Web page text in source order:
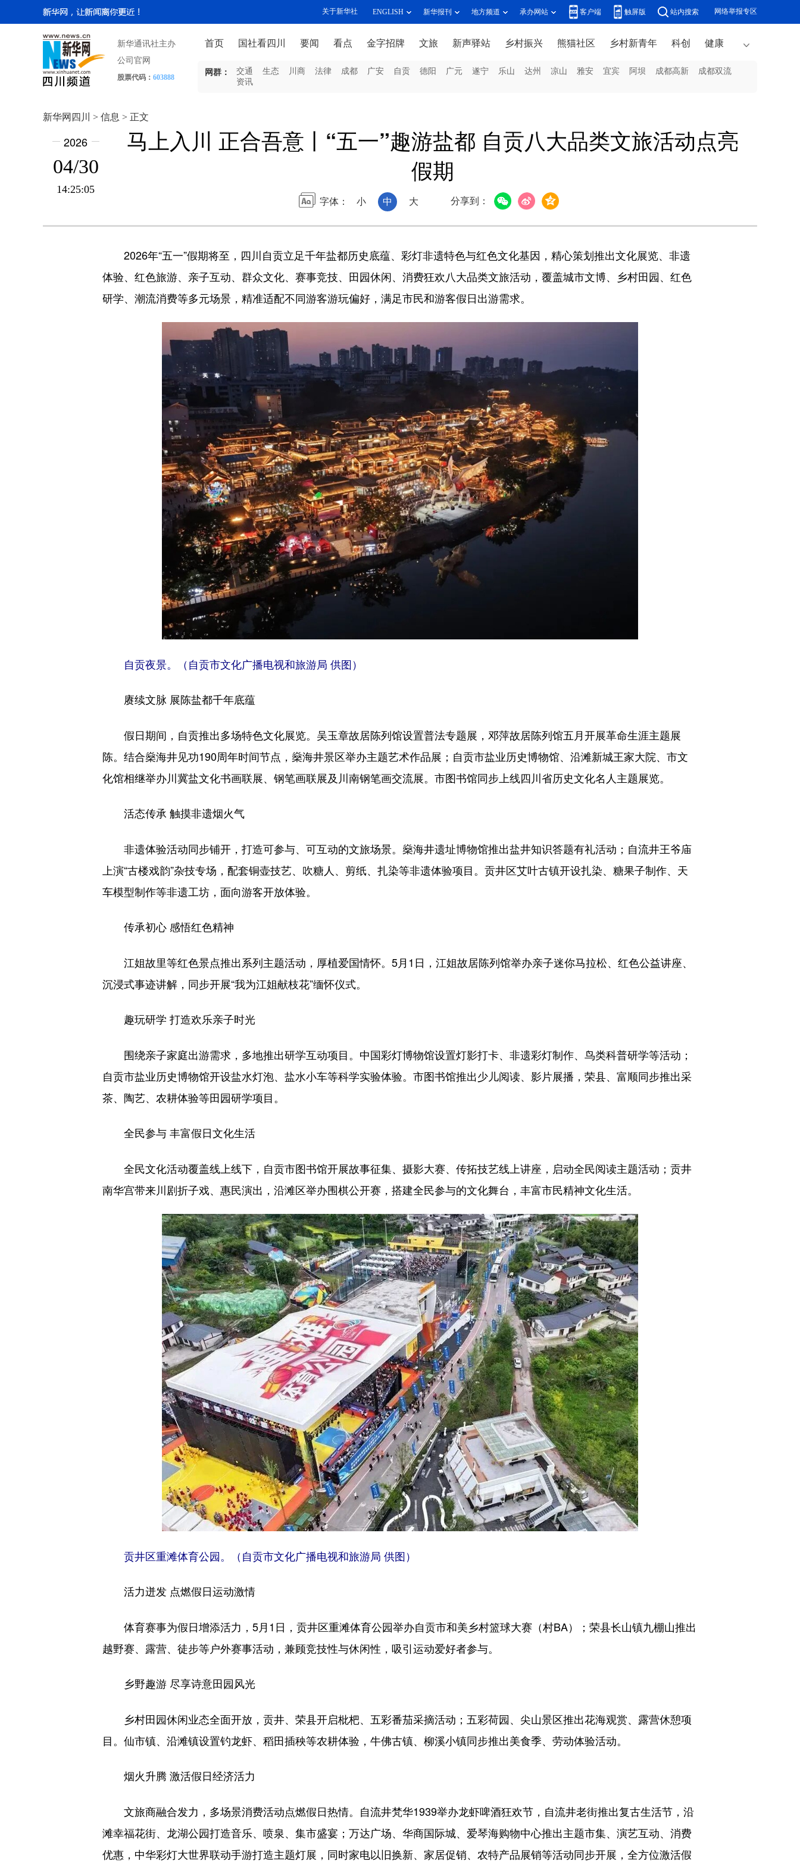
关于新华社 ENGLISH 新华报刊 地方频道 承办网站 客户端 触屏版 站内搜索 网络举报专区
新华通讯社主办
公司官网
股票代码： 603888
首页 国社看四川 要闻 看点 金字招牌 文旅 新声驿站 乡村振兴 熊猫社区 乡村新青年 科创 健康
网群： 交通 生态 川商 法律 成都 广安 自贡 德阳 广元 遂宁 乐山 达州 凉山 雅安 宜宾 阿坝 成都高新
成都双流
资讯
新华网四川 > 信息 > 正文
2026
04/30
14:25:05
马上入川 正合吾意丨“五一”趣游盐都 自贡八大品类文旅活动点亮
假期
字体： 小 中 大 分享到：
2026年“五一”假期将至，四川自贡立足千年盐都历史底蕴、彩灯非遗特色与红色文化基因，精心策划推出文化展览、非遗
体验、红色旅游、亲子互动、群众文化、赛事竞技、田园休闲、消费狂欢八大品类文旅活动，覆盖城市文博、乡村田园、红色
研学、潮流消费等多元场景，精准适配不同游客游玩偏好，满足市民和游客假日出游需求。
自贡夜景。（自贡市文化广播电视和旅游局 供图）
赓续文脉 展陈盐都千年底蕴
假日期间，自贡推出多场特色文化展览。吴玉章故居陈列馆设置普法专题展，邓萍故居陈列馆五月开展革命生涯主题展
陈。结合燊海井见功190周年时间节点，燊海井景区举办主题艺术作品展；自贡市盐业历史博物馆、沿滩新城王家大院、市文
化馆相继举办川冀盐文化书画联展、钢笔画联展及川南钢笔画交流展。市图书馆同步上线四川省历史文化名人主题展览。
活态传承 触摸非遗烟火气
非遗体验活动同步铺开，打造可参与、可互动的文旅场景。燊海井遗址博物馆推出盐井知识答题有礼活动；自流井王爷庙
上演“古楼戏韵”杂技专场，配套铜壶技艺、吹糖人、剪纸、扎染等非遗体验项目。贡井区艾叶古镇开设扎染、糖果子制作、天
车模型制作等非遗工坊，面向游客开放体验。
传承初心 感悟红色精神
江姐故里等红色景点推出系列主题活动，厚植爱国情怀。5月1日，江姐故居陈列馆举办亲子迷你马拉松、红色公益讲座、
沉浸式事迹讲解，同步开展“我为江姐献枝花”缅怀仪式。
趣玩研学 打造欢乐亲子时光
围绕亲子家庭出游需求，多地推出研学互动项目。中国彩灯博物馆设置灯影打卡、非遗彩灯制作、鸟类科普研学等活动；
自贡市盐业历史博物馆开设盐水灯泡、盐水小车等科学实验体验。市图书馆推出少儿阅读、影片展播，荣县、富顺同步推出采
茶、陶艺、农耕体验等田园研学项目。
全民参与 丰富假日文化生活
全民文化活动覆盖线上线下，自贡市图书馆开展故事征集、摄影大赛、传拓技艺线上讲座，启动全民阅读主题活动；贡井
南华宫带来川剧折子戏、惠民演出，沿滩区举办围棋公开赛，搭建全民参与的文化舞台，丰富市民精神文化生活。
贡井区重滩体育公园。（自贡市文化广播电视和旅游局 供图）
活力迸发 点燃假日运动激情
体育赛事为假日增添活力，5月1日，贡井区重滩体育公园举办自贡市和美乡村篮球大赛（村BA）；荣县长山镇九棚山推出
越野赛、露营、徒步等户外赛事活动，兼顾竞技性与休闲性，吸引运动爱好者参与。
乡野趣游 尽享诗意田园风光
乡村田园休闲业态全面开放，贡井、荣县开启枇杷、五彩番茄采摘活动；五彩荷园、尖山景区推出花海观赏、露营休憩项
目。仙市镇、沿滩镇设置钓龙虾、稻田插秧等农耕体验，牛佛古镇、柳溪小镇同步推出美食季、劳动体验活动。
烟火升腾 激活假日经济活力
文旅商融合发力，多场景消费活动点燃假日热情。自流井梵华1939举办龙虾啤酒狂欢节，自流井老街推出复古生活节，沿
滩幸福花街、龙湖公园打造音乐、喷泉、集市盛宴；万达广场、华商国际城、爱琴海购物中心推出主题市集、演艺互动、消费
优惠，中华彩灯大世界联动手游打造主题灯展，同时家电以旧换新、家居促销、农特产品展销等活动同步开展，全方位激活假